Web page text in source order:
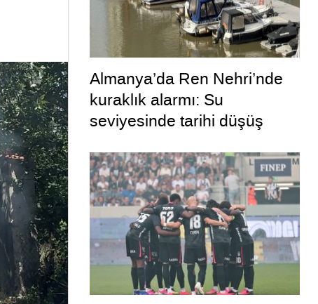
Almanya’da Ren Nehri’nde
kuraklık alarmı: Su
seviyesinde tarihi düşüş